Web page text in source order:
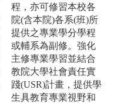
程，亦可修習本校各
院(含本院)各系(班)所
提供之專業學分學程
或輔系為副修。強化
主修專業學習並結合
教院大學社會責任實
踐(USR)計畫，提供學
生具教育專業視野和